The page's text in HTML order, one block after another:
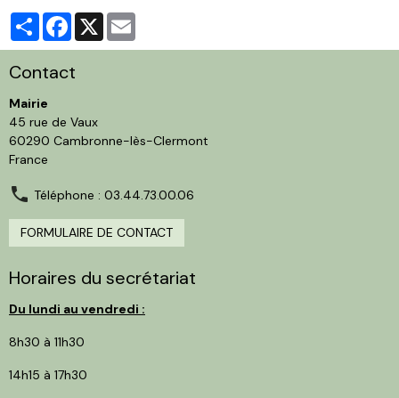
PartagerFacebook
X
Contact
Mairie
45 rue de Vaux
60290 Cambronne-lès-Clermont
France
Téléphone : 03.44.73.00.06
FORMULAIRE DE CONTACT
Horaires du secrétariat
Du lundi au vendredi :
8h30 à 11h30
14h15 à 17h30